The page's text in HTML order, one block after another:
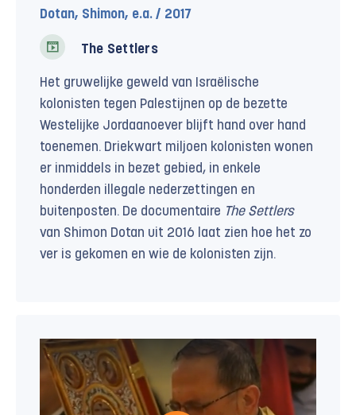
Dotan, Shimon, e.a. / 2017
The Settlers
Het gruwelijke geweld van Israëlische
kolonisten tegen Palestijnen op de bezette
Westelijke Jordaanoever blijft hand over hand
toenemen. Driekwart miljoen kolonisten wonen
er inmiddels in bezet gebied, in enkele
honderden illegale nederzettingen en
buitenposten. De documentaire The Settlers
van Shimon Dotan uit 2016 laat zien hoe het zo
ver is gekomen en wie de kolonisten zijn.